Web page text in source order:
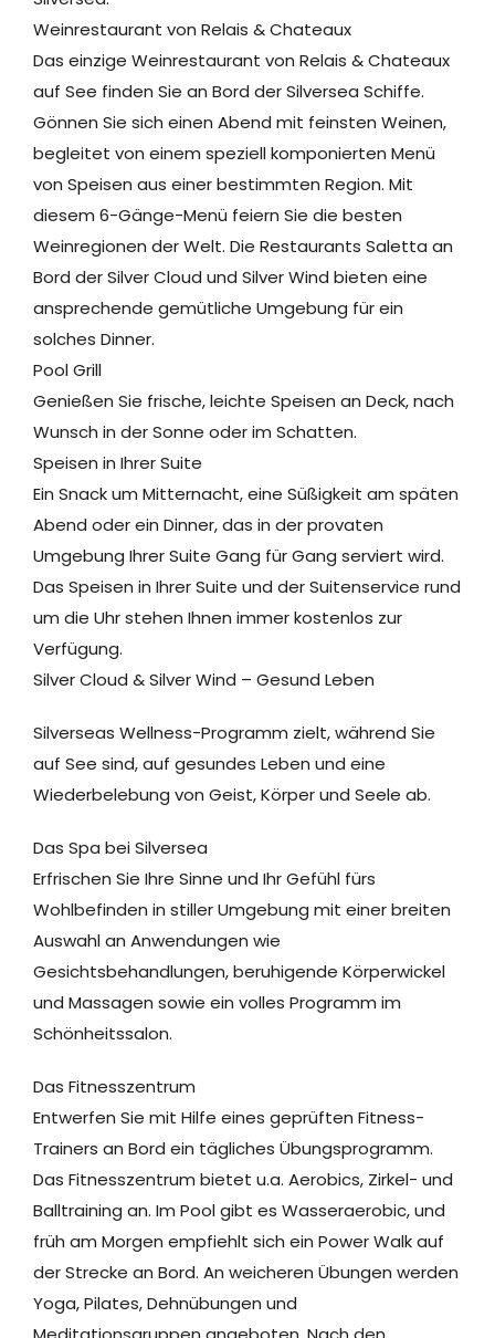
Weinrestaurant von Relais & Chateaux
Das einzige Weinrestaurant von Relais & Chateaux
auf See finden Sie an Bord der Silversea Schiffe.
Gönnen Sie sich einen Abend mit feinsten Weinen,
begleitet von einem speziell komponierten Menü
von Speisen aus einer bestimmten Region. Mit
diesem 6-Gänge-Menü feiern Sie die besten
Weinregionen der Welt. Die Restaurants Saletta an
Bord der Silver Cloud und Silver Wind bieten eine
ansprechende gemütliche Umgebung für ein
solches Dinner.
Pool Grill
Genießen Sie frische, leichte Speisen an Deck, nach
Wunsch in der Sonne oder im Schatten.
Speisen in Ihrer Suite
Ein Snack um Mitternacht, eine Süßigkeit am späten
Abend oder ein Dinner, das in der provaten
Umgebung Ihrer Suite Gang für Gang serviert wird.
Das Speisen in Ihrer Suite und der Suitenservice rund
um die Uhr stehen Ihnen immer kostenlos zur
Verfügung.
Silver Cloud & Silver Wind – Gesund Leben
Silverseas Wellness-Programm zielt, während Sie
auf See sind, auf gesundes Leben und eine
Wiederbelebung von Geist, Körper und Seele ab.
Das Spa bei Silversea
Erfrischen Sie Ihre Sinne und Ihr Gefühl fürs
Wohlbefinden in stiller Umgebung mit einer breiten
Auswahl an Anwendungen wie
Gesichtsbehandlungen, beruhigende Körperwickel
und Massagen sowie ein volles Programm im
Schönheitssalon.
Das Fitnesszentrum
Entwerfen Sie mit Hilfe eines geprüften Fitness-
Trainers an Bord ein tägliches Übungsprogramm.
Das Fitnesszentrum bietet u.a. Aerobics, Zirkel- und
Balltraining an. Im Pool gibt es Wasseraerobic, und
früh am Morgen empfiehlt sich ein Power Walk auf
der Strecke an Bord. An weicheren Übungen werden
Yoga, Pilates, Dehnübungen und